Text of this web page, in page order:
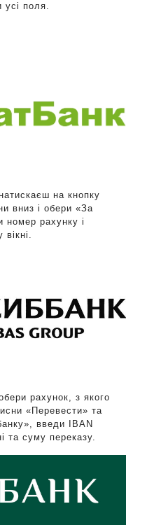
усі поля.
на кнопку
вниз і обери «За
номер рахунку і
рахунок, з якого
«Перевести» та
введи IBAN
та суму переказу.